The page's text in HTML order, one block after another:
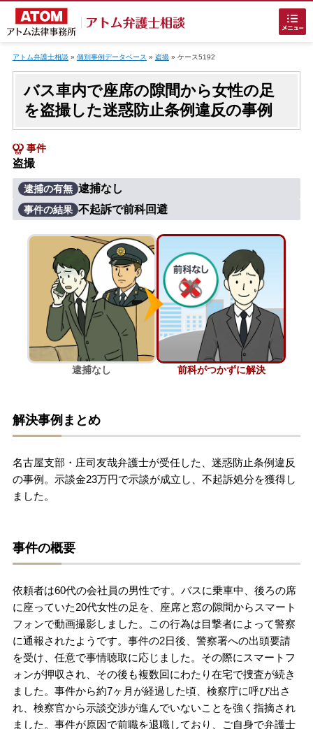
刑事事件でお困りの方
刑事事件の無料相談
接見・面会を弁護士に依頼
刑事事件を示談で解決したい
弁護士紹介
弁護士費用
解決実績
ご依頼者からのお手紙
無料相談の口コミ評判
刑事事件について 知りたい方
アトム弁護士相談 » 個別事例データベース » 盗撮» ケース5192
バス車内で座席の隙間から女性の足
を盗撮した迷惑防止条例違反の事例
事件
盗撮
逮捕の有無 逮捕なし
事件の結果 不起訴で前科回避
逮捕なし 前科がつかずに解決
解決事例まとめ
名古屋支部・庄司友哉弁護士が受任した、迷惑防止条例違反
の事例。示談金23万円で示談が成立し、不起訴処分を獲得し
ました。
事件の概要
依頼者は60代の会社員の男性です。バスに乗車中、後ろの席
に座っていた20代女性の足を、座席と窓の隙間からスマート
フォンで動画撮影しました。この行為は目撃者によって警察
に通報されたようです。事件の2日後、警察署への出頭要請
を受け、任意で事情聴取に応じました。その際にスマートフ
ォンが押収され、その後も複数回にわたり在宅で捜査が続き
ました。事件から約7ヶ月が経過した頃、検察庁に呼び出さ
れ、検察官から示談交渉が進んでいないことを強く指摘され
ました。事件が原因で前職を退職しており、ご自身で弁護士